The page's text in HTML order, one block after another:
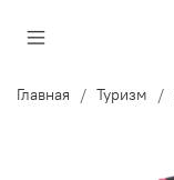
Главная Туризм